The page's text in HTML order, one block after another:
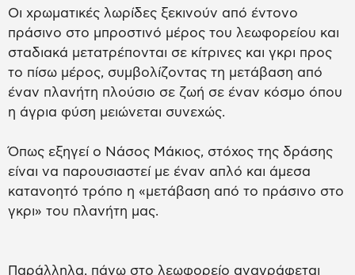
Οι χρωματικές λωρίδες ξεκινούν από έντονο
πράσινο στο μπροστινό μέρος του λεωφορείου και
σταδιακά μετατρέπονται σε κίτρινες και γκρι προς
το πίσω μέρος, συμβολίζοντας τη μετάβαση από
έναν πλανήτη πλούσιο σε ζωή σε έναν κόσμο όπου
η άγρια φύση μειώνεται συνεχώς.
Όπως εξηγεί ο Νάσος Μάκιος, στόχος της δράσης
είναι να παρουσιαστεί με έναν απλό και άμεσα
κατανοητό τρόπο η «μετάβαση από το πράσινο στο
γκρι» του πλανήτη μας.
Παράλληλα, πάνω στο λεωφορείο αναγράφεται